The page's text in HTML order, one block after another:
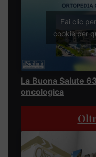
Fai clic
cookie per
La Buona Salute
oncologica